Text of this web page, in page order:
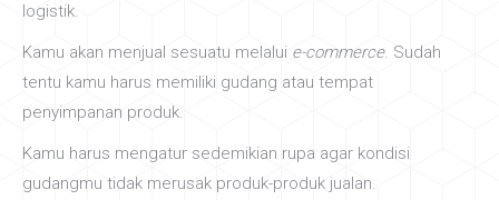
logistik.
Kamu akan menjual sesuatu melalui e-commerce. Sudah
tentu kamu harus memiliki gudang atau tempat
penyimpanan produk.
Kamu harus mengatur sedemikian rupa agar kondisi
gudangmu tidak merusak produk-produk jualan.